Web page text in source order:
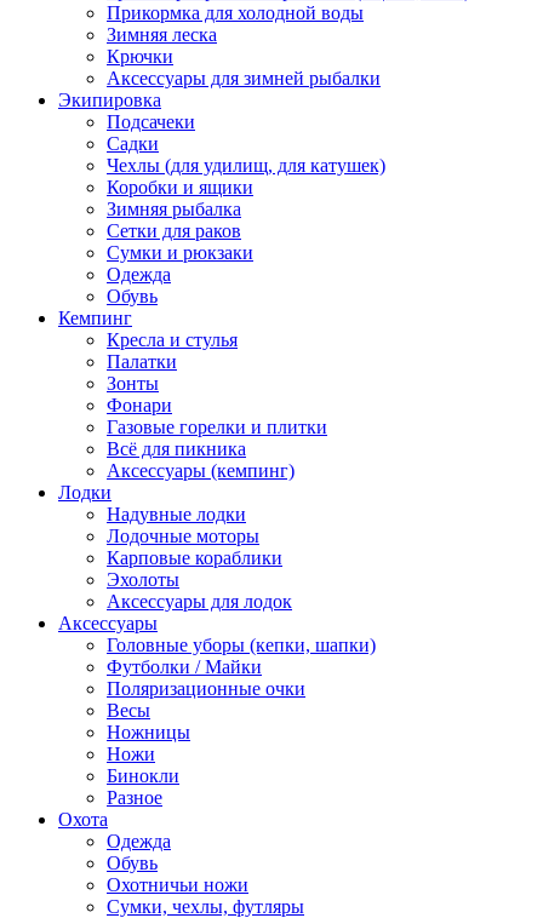
Прикормка для холодной воды
Зимняя леска
Крючки
Аксессуары для зимней рыбалки
Экипировка
Подсачеки
Садки
Чехлы (для удилищ, для катушек)
Коробки и ящики
Зимняя рыбалка
Сетки для раков
Сумки и рюкзаки
Одежда
Обувь
Кемпинг
Кресла и стулья
Палатки
Зонты
Фонари
Газовые горелки и плитки
Всё для пикника
Аксессуары (кемпинг)
Лодки
Надувные лодки
Лодочные моторы
Карповые кораблики
Эхолоты
Аксессуары для лодок
Аксессуары
Головные уборы (кепки, шапки)
Футболки / Майки
Поляризационные очки
Весы
Ножницы
Ножи
Бинокли
Разное
Охота
Одежда
Обувь
Охотничьи ножи
Сумки, чехлы, футляры